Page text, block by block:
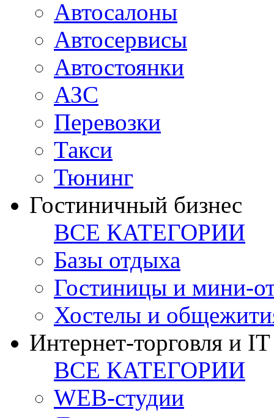
Автосалоны
Автосервисы
Автостоянки
АЗС
Перевозки
Такси
Тюнинг
Гостиничный бизнес
ВСЕ КАТЕГОРИИ
Базы отдыха
Гостиницы и мини-
Хостелы и
Интернет-торговля и IT
ВСЕ КАТЕГОРИИ
WEB-студии